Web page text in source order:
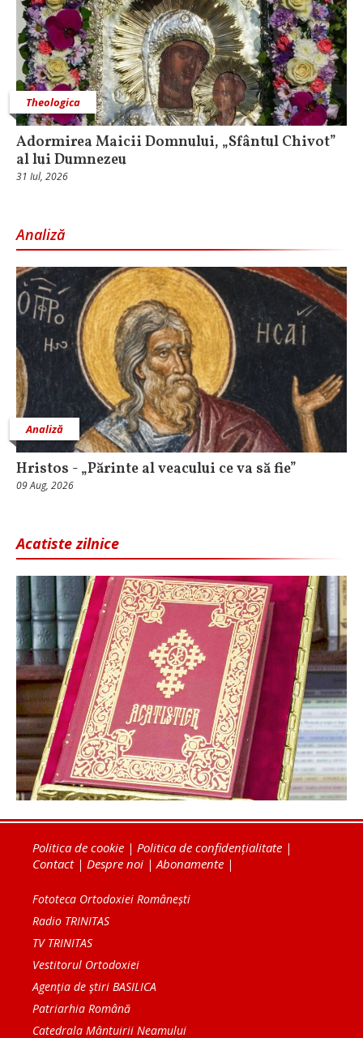
Theologica
Adormirea Maicii Domnului, „Sfântul Chivot”
al lui Dumnezeu
31 Iul, 2026
Analiză
Analiză
Hristos - „Părinte al veacului ce va să fie”
09 Aug, 2026
Acatiste zilnice
Politica de cookie | Politica de confidențialitate |
Contact| Despre noi |Abonamente |
Fototeca Ortodoxiei Românești
Radio TRINITAS
TV TRINITAS
Vestitorul Ortodoxiei
Agenţia de ştiri BASILICA
Patriarhia Română
Catedrala Mântuirii Neamului